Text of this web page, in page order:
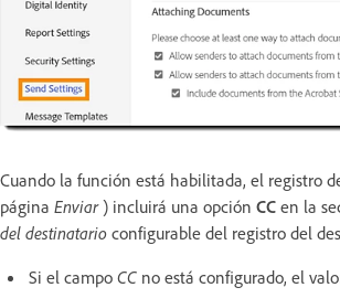
Cuando la función está habilitada, el registro
página Enviar) incluirá una opción CC en la
del destinatario configurable del registro del
Si el campo CC no está configurado, el